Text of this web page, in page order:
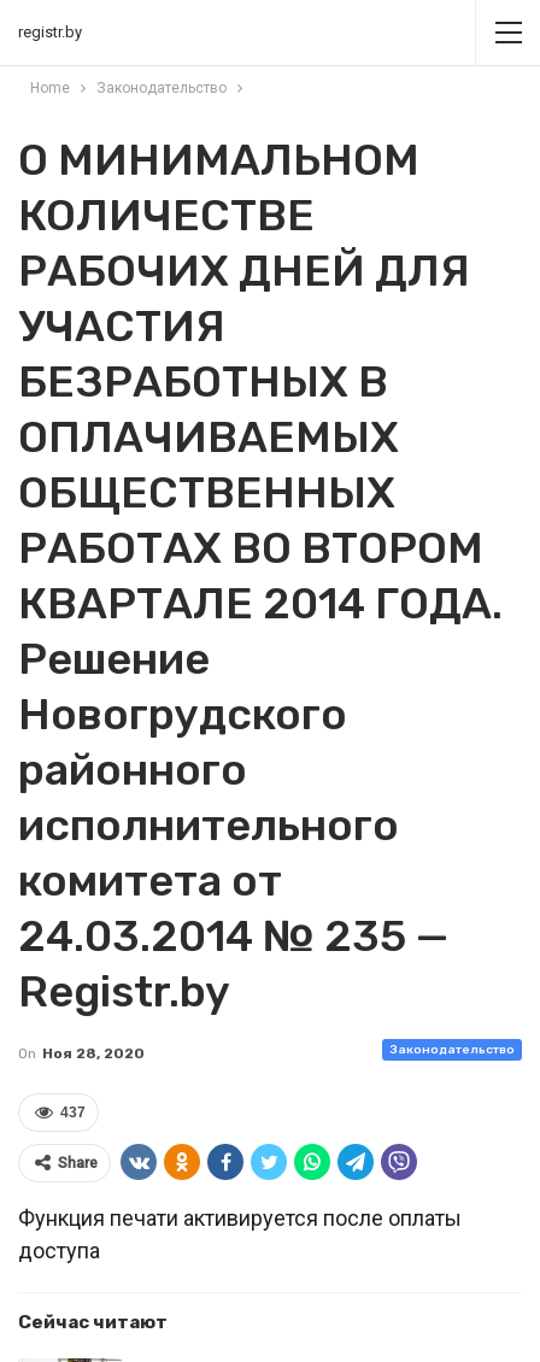
registr.by
Home Законодательство
О МИНИМАЛЬНОМ
КОЛИЧЕСТВЕ
РАБОЧИХ ДНЕЙ ДЛЯ
УЧАСТИЯ
БЕЗРАБОТНЫХ В
ОПЛАЧИВАЕМЫХ
ОБЩЕСТВЕННЫХ
РАБОТАХ ВО ВТОРОМ
КВАРТАЛЕ 2014 ГОДА.
Решение
Новогрудского
районного
исполнительного
комитета от
24.03.2014 № 235 —
Registr.by
Законодательство
On Ноя 28, 2020
437
Share
Функция печати активируется после оплаты
доступа
Сейчас читают